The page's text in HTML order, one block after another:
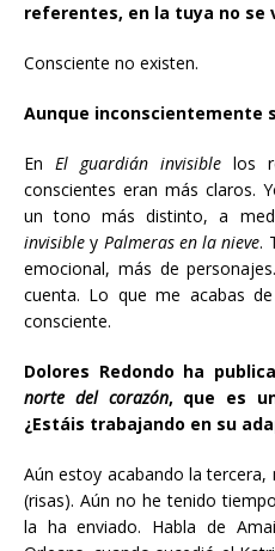
referentes, en la tuya no se
Consciente no existen.
Aunque inconscientemente
En El guardián invisible los
conscientes eran más claros.
un tono más distinto, a
invisible y Palmeras en la nieve.
emocional, más de
cuenta. Lo que me acabas
consciente.
Dolores Redondo ha
norte del corazón, que es
¿Estáis trabajando en su
Aún estoy acabando la
(risas). Aún no he tenido
la ha enviado. Habla de